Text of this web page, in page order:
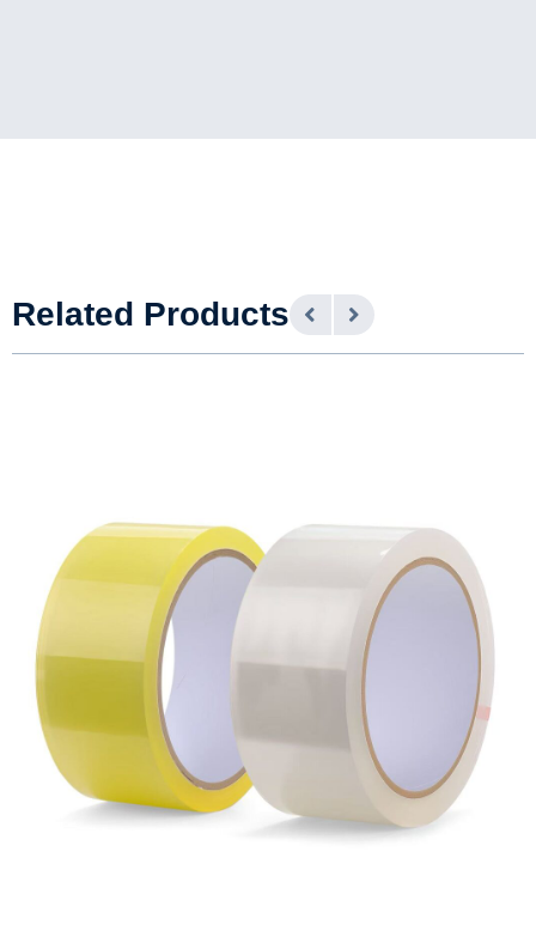
Related Products